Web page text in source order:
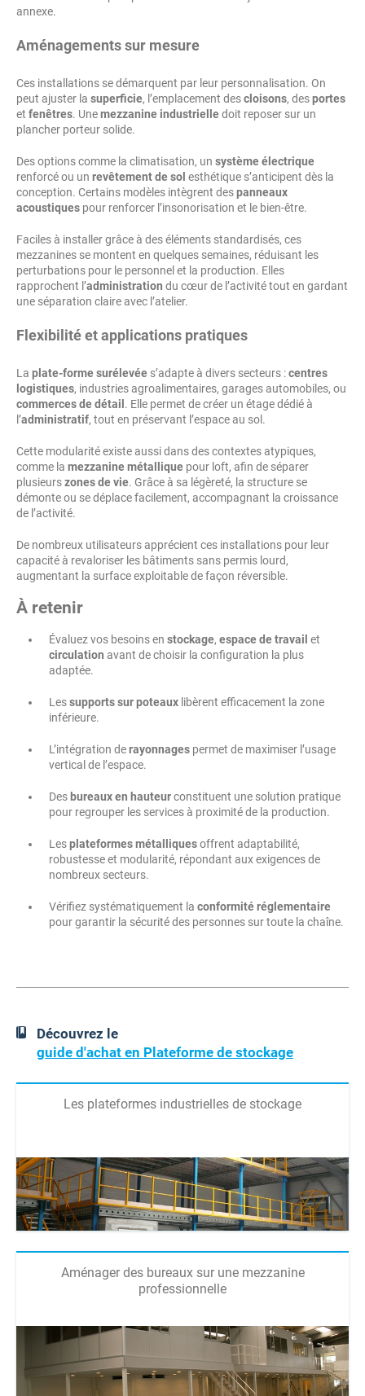
annexe.
Aménagements sur mesure
Ces installations se démarquent par leur personnalisation. On
peut ajuster la superficie, l’emplacement descloisons, desportes
et fenêtres. Unemezzanine industrielledoit reposer sur un
plancher porteur solide.
Des options comme la climatisation, un système électrique
renforcé ou un revêtement de sol esthétique s’anticipent dès la
conception. Certains modèles intègrent despanneaux
acoustiques pour renforcer l’insonorisation et le bien-être.
Faciles à installer grâce à des éléments standardisés, ces
mezzanines se montent en quelques semaines, réduisant les
perturbations pour le personnel et la production. Elles
rapprochent l’administration du cœur de l’activité tout en gardant
une séparation claire avec l’atelier.
Flexibilité et applications pratiques
La plate-forme surélevée s’adapte à divers secteurs :centres
logistiques, industries agroalimentaires, garages automobiles, ou
commerces de détail . Elle permet de créer un étage dédié à
l’administratif, tout en préservant l’espace au sol.
Cette modularité existe aussi dans des contextes atypiques,
comme la mezzanine métallique pour loft, afin de séparer
plusieurszones de vie. Grâce à sa légèreté, la structure se
démonte ou se déplace facilement, accompagnant la croissance
de l’activité.
De nombreux utilisateurs apprécient ces installations pour leur
capacité à revaloriser les bâtiments sans permis lourd,
augmentant la surface exploitable de façon réversible.
À retenir
Évaluez vos besoins en stockage, espace de travail et
circulation avant de choisir la configuration la plus
adaptée.
Lessupports sur poteaux libèrent efficacement la zone
inférieure.
L’intégration derayonnages permet de maximiser l’usage
vertical de l’espace.
Des bureaux en hauteurconstituent une solution pratique
pour regrouper les services à proximité de la production.
Lesplateformes métalliquesoffrent adaptabilité,
robustesse et modularité, répondant aux exigences de
nombreux secteurs.
Vérifiez systématiquement la conformité réglementaire
pour garantir la sécurité des personnes sur toute la chaîne.
Découvrez le
guide d'achat en Plateforme de stockage
Les plateformes industrielles de stockage
Aménager des bureaux sur une mezzanine
professionnelle